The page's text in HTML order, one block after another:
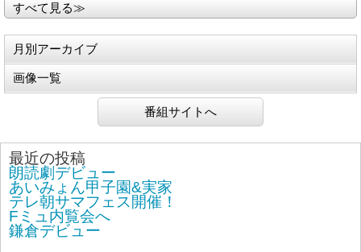
すべて見る≫
月別アーカイブ
画像一覧
番組サイトへ
最近の投稿
朗読劇デビュー
あいみょん甲子園&実家
テレ朝サマフェス開催！
Fミュ内覧会へ
鎌倉デビュー